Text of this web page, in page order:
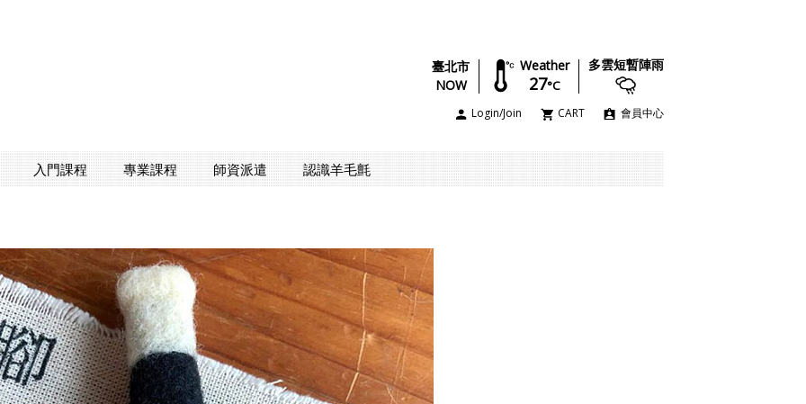
臺北市
NOW
Weather
27°C
多雲短暫陣雨
會員中心
CART
Login/Join
入門課程 專業課程 師資派遣 認識羊毛氈